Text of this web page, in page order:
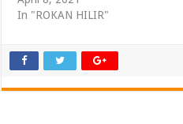
In "ROKAN HILIR"